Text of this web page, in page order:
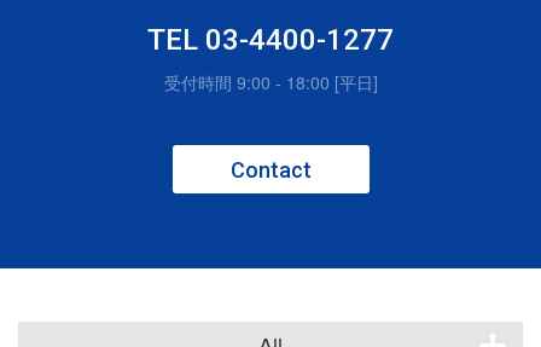
TEL 03-4400-1277
受付時間 9:00 - 18:00 [平日]
Contact